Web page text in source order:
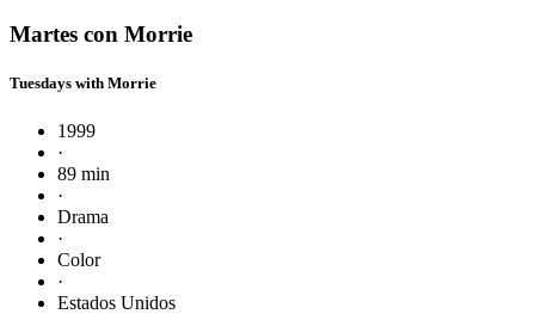
Martes con Morrie
Tuesdays with Morrie
1999
·
89 min
·
Drama
·
Color
·
Estados Unidos